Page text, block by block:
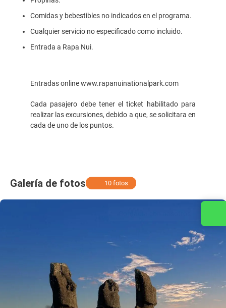
Comidas y bebestibles no indicados en el programa.
Cualquier servicio no especificado como incluido.
Entrada a Rapa Nui.
Entradas online www.rapanuinationalpark.com
Cada pasajero debe tener el ticket habilitado para
realizar las excursiones, debido a que, se solicitara en
cada de uno de los puntos.
Galería de fotos 10 fotos